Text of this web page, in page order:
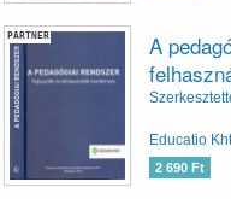
PARTNER
A
Educatio
2 690 Ft